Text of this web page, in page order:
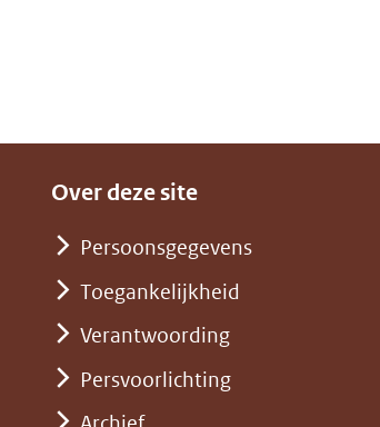
Over deze site
Persoonsgegevens
Toegankelijkheid
Verantwoording
Persvoorlichting